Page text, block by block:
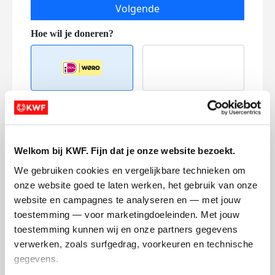
Welkom bij KWF. Fijn dat je onze website bezoekt.
We gebruiken cookies en vergelijkbare technieken om
onze website goed te laten werken, het gebruik van onze
website en campagnes te analyseren en — met jouw
toestemming — voor marketingdoeleinden. Met jouw
toestemming kunnen wij en onze partners gegevens
verwerken, zoals surfgedrag, voorkeuren en technische
gegevens.
Volgende
Referentie